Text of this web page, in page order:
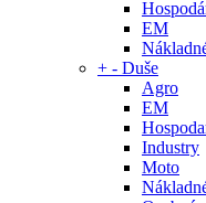
EM
+ - Duše
Agro
EM
Industry
Moto